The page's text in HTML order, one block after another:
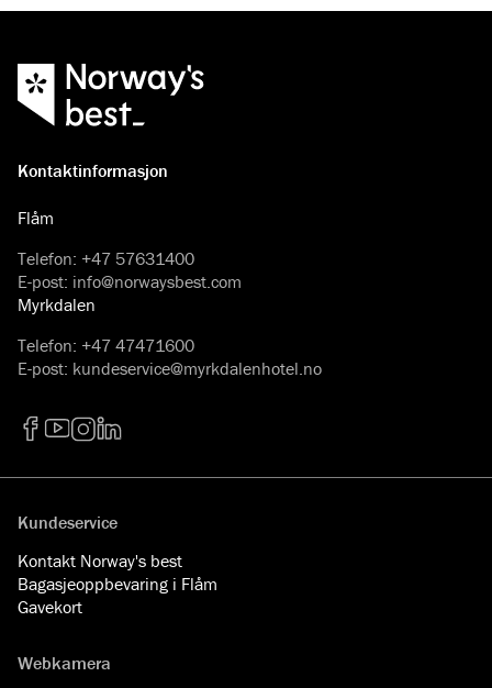
Kontaktinformasjon
Flåm
Telefon: +47 57631400
E-post: info@norwaysbest.com
Myrkdalen
Telefon: +47 47471600
E-post: kundeservice@myrkdalenhotel.no
Kundeservice
Kontakt Norway's best
Bagasjeoppbevaring i Flåm
Gavekort
Webkamera